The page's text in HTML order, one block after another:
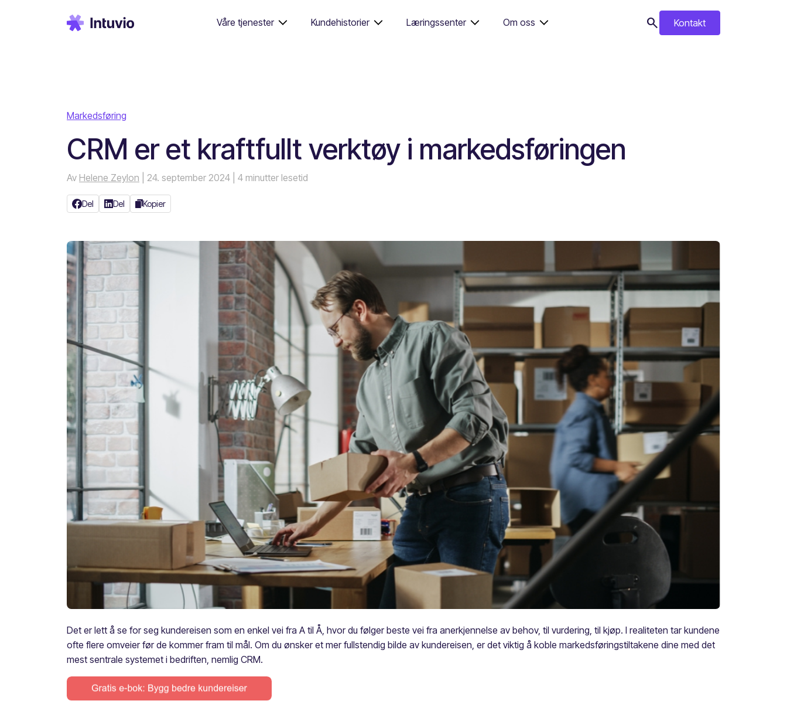
Våre tjenester Kundehistorier Læringssenter Om oss search Kontakt
Markedsføring
CRM er et kraftfullt verktøy i markedsføringen
Av Helene Zeylon | 24. september 2024 | 4 minutter lesetid
Del Del Kopier
Det er lett å se for seg kundereisen som en enkel vei fra A til Å, hvor du følger beste vei fra anerkjennelse av behov, til vurdering, til kjøp. I realiteten tar kundene
ofte flere omveier før de kommer fram til mål. Om du ønsker et mer fullstendig bilde av kundereisen, er det viktig å koble markedsføringstiltakene dine med det
mest sentrale systemet i bedriften, nemlig CRM.